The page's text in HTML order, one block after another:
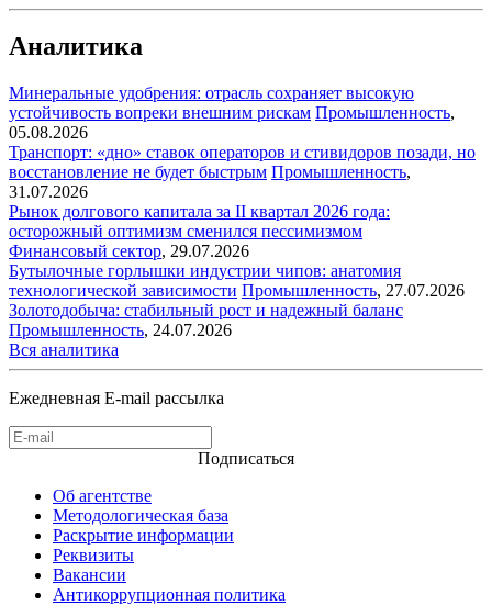
Аналитика
Минеральные удобрения: отрасль сохраняет высокую
устойчивость вопреки внешним рискам Промышленность,
05.08.2026
Транспорт: «дно» ставок операторов и стивидоров позади, но
восстановление не будет быстрым Промышленность,
31.07.2026
Рынок долгового капитала за II квартал 2026 года:
осторожный оптимизм сменился пессимизмом
Финансовый сектор, 29.07.2026
Бутылочные горлышки индустрии чипов: анатомия
технологической зависимости Промышленность, 27.07.2026
Золотодобыча: стабильный рост и надежный баланс
Промышленность, 24.07.2026
Вся аналитика
Ежедневная E-mail рассылка
Подписаться
Об агентстве
Методологическая база
Раскрытие информации
Реквизиты
Вакансии
Антикоррупционная политика